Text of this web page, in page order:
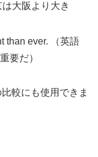
大阪より大き
than ever. （英語
要だ）
較にも使用できま